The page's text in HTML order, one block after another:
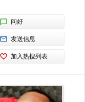
问好
发送信息
加入热搜列表